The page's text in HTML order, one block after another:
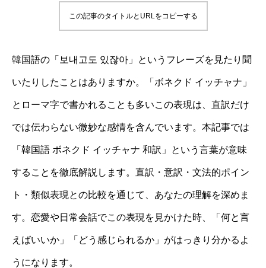
この記事のタイトルとURLをコピーする
韓国語の「보내고도 있잖아」というフレーズを見たり聞
いたりしたことはありますか。「ボネクド イッチャナ」
とローマ字で書かれることも多いこの表現は、直訳だけ
では伝わらない微妙な感情を含んでいます。本記事では
「韓国語 ボネクド イッチャナ 和訳」という言葉が意味
することを徹底解説します。直訳・意訳・文法的ポイン
ト・類似表現との比較を通じて、あなたの理解を深めま
す。恋愛や日常会話でこの表現を見かけた時、「何と言
えばいいか」「どう感じられるか」がはっきり分かるよ
うになります。